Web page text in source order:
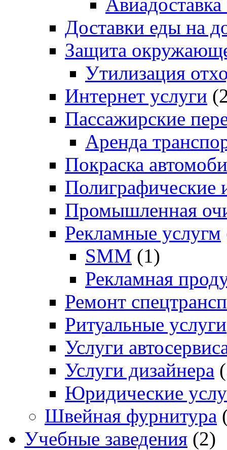
Доставки еды на
Защита
Утилизация
Интернет услуги
Пассажирские
Аренда
Покраска
Полиграфические
Промышленная
Рекламные услугм
SMM (1)
Рекламная
Ремонт
Ритуальные услуги
Услуги
Услуги дизайнера
Юридические
Швейная фурнитура
Учебные заведения (2)